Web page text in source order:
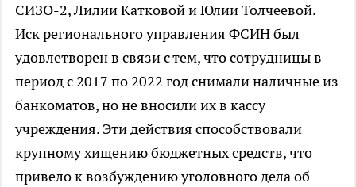
СИЗО-2, Лилии Катковой и Юлии Толчеевой.
Иск регионального управления ФСИН был
удовлетворен в связи с тем, что сотрудницы в
период с 2017 по 2022 год снимали наличные из
банкоматов, но не вносили их в кассу
учреждения. Эти действия способствовали
крупному хищению бюджетных средств, что
привело к возбуждению уголовного дела об